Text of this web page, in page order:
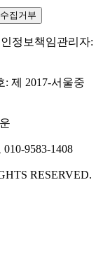
집거부
정보책임관리자:
: 제 2017-서울중
010-9583-1408
RESERVED.